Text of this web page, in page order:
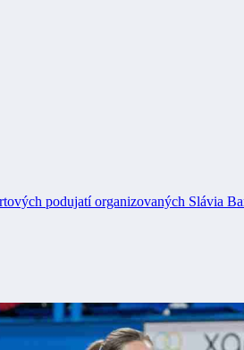
podujatí organizovaných Slávia